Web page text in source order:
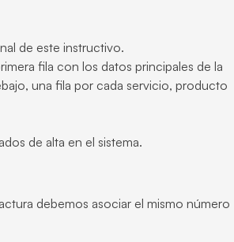
de este instructivo.
fila con los datos principales de la
una fila por cada servicio, producto
de alta en el sistema.
debemos asociar el mismo número